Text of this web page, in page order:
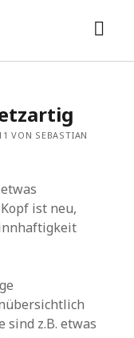
VON SEBASTIAN
ist neu,
sind z.B. etwas